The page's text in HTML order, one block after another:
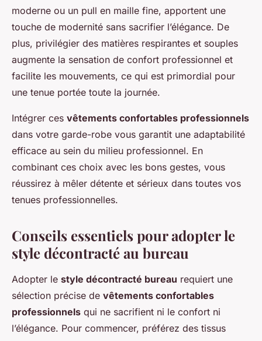
moderne ou un pull en maille fine, apportent une
touche de modernité sans sacrifier l’élégance. De
plus, privilégier des matières respirantes et souples
augmente la sensation de confort professionnel et
facilite les mouvements, ce qui est primordial pour
une tenue portée toute la journée.
Intégrer ces vêtements confortables professionnels
dans votre garde-robe vous garantit une adaptabilité
efficace au sein du milieu professionnel. En
combinant ces choix avec les bons gestes, vous
réussirez à mêler détente et sérieux dans toutes vos
tenues professionnelles.
Conseils essentiels pour adopter le
style décontracté au bureau
Adopter le style décontracté bureau requiert une
sélection précise de vêtements confortables
professionnels qui ne sacrifient ni le confort ni
l’élégance. Pour commencer, préférez des tissus